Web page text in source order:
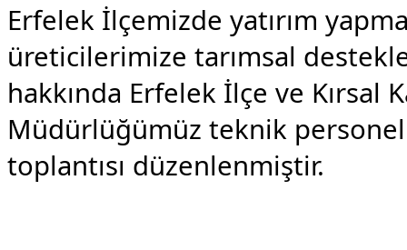
​Erfelek İlçemizde yatırım
üreticilerimize tarımsal
hakkında Erfelek İlçe ve Kırsal
Müdürlüğümüz teknik
toplantısı düzenlenmiştir.